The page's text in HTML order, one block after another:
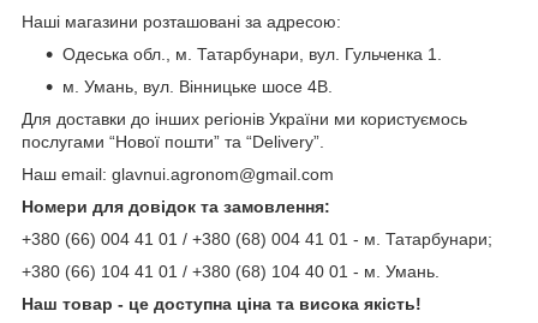
Наші магазини розташовані за адресою:
Одеська обл., м. Татарбунари, вул. Гульченка 1.
м. Умань, вул. Вінницьке шосе 4В.
Для доставки до інших регіонів України ми користуємось
послугами “Нової пошти” та “Delivery”.
Наш email: glavnui.agronom@gmail.com
Номери для довідок та замовлення:
+380 (66) 004 41 01 / +380 (68) 004 41 01 - м. Татарбунари;
+380 (66) 104 41 01 / +380 (68) 104 40 01 - м. Умань.
Наш товар - це доступна ціна та висока якість!